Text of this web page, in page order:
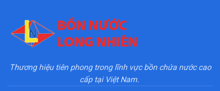
Thương hiệu tiên phong trong lĩnh vực bồn chứa nước cao
cấp tại Việt Nam.